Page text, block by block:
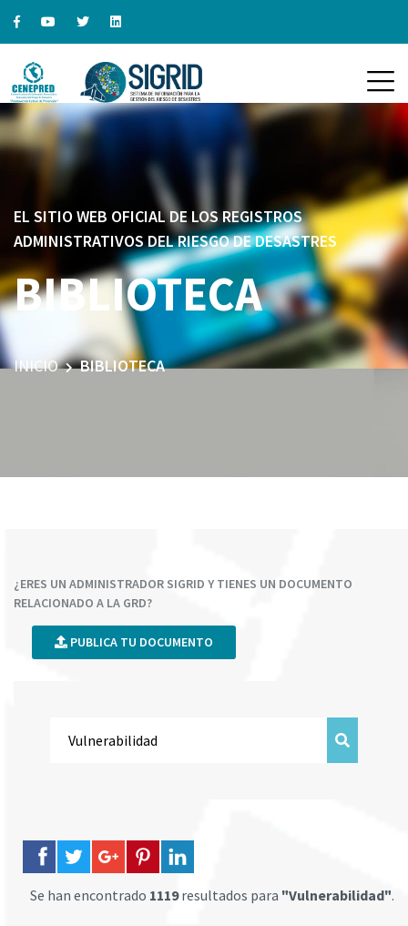
EL SITIO WEB OFICIAL DE LOS REGISTROS
ADMINISTRATIVOS DEL RIESGO DE DESASTRES
BIBLIOTECA
INICIO BIBLIOTECA
¿ERES UN ADMINISTRADOR SIGRID Y TIENES UN DOCUMENTO
RELACIONADO A LA GRD?
PUBLICA TU DOCUMENTO
Se han encontrado 1119resultados para "Vulnerabilidad".